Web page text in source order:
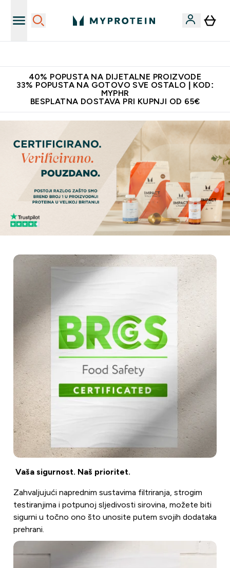
40% POPUSTA NA DIJETALNE PROIZVODE
33% POPUSTA NA GOTOVO SVE OSTALO | KOD:
MYPHR
BESPLATNA DOSTAVA PRI KUPNJI OD 65€
Vaša sigurnost. Naš prioritet.
Zahvaljujući naprednim sustavima filtriranja, strogim
testiranjima i potpunoj sljedivosti sirovina, možete biti
sigurni u točno ono što unosite putem svojih dodataka
prehrani.